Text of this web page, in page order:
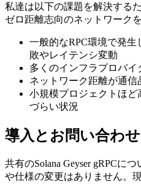
私達は以下の課題を解決する
ゼロ距離志向のネットワーク
一般的なRPC環境で発
敗やレイテンシ変動
多くのインフラプロバイ
ネットワーク距離が通信
小規模プロジェクトほど
づらい状況
導入とお問い合わせ
共有のSolana Geyser gRPCに
や仕様の変更はありません。